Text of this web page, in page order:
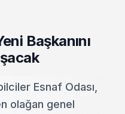
Başkanını
Esnaf Odası,
olağan genel